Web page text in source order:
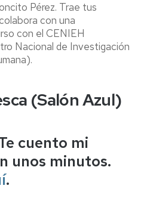
Pérez. Trae tus
con una
con el CENIEH
Nacional de Investigación
(Salón Azul)
cuento mi
unos minutos.
.